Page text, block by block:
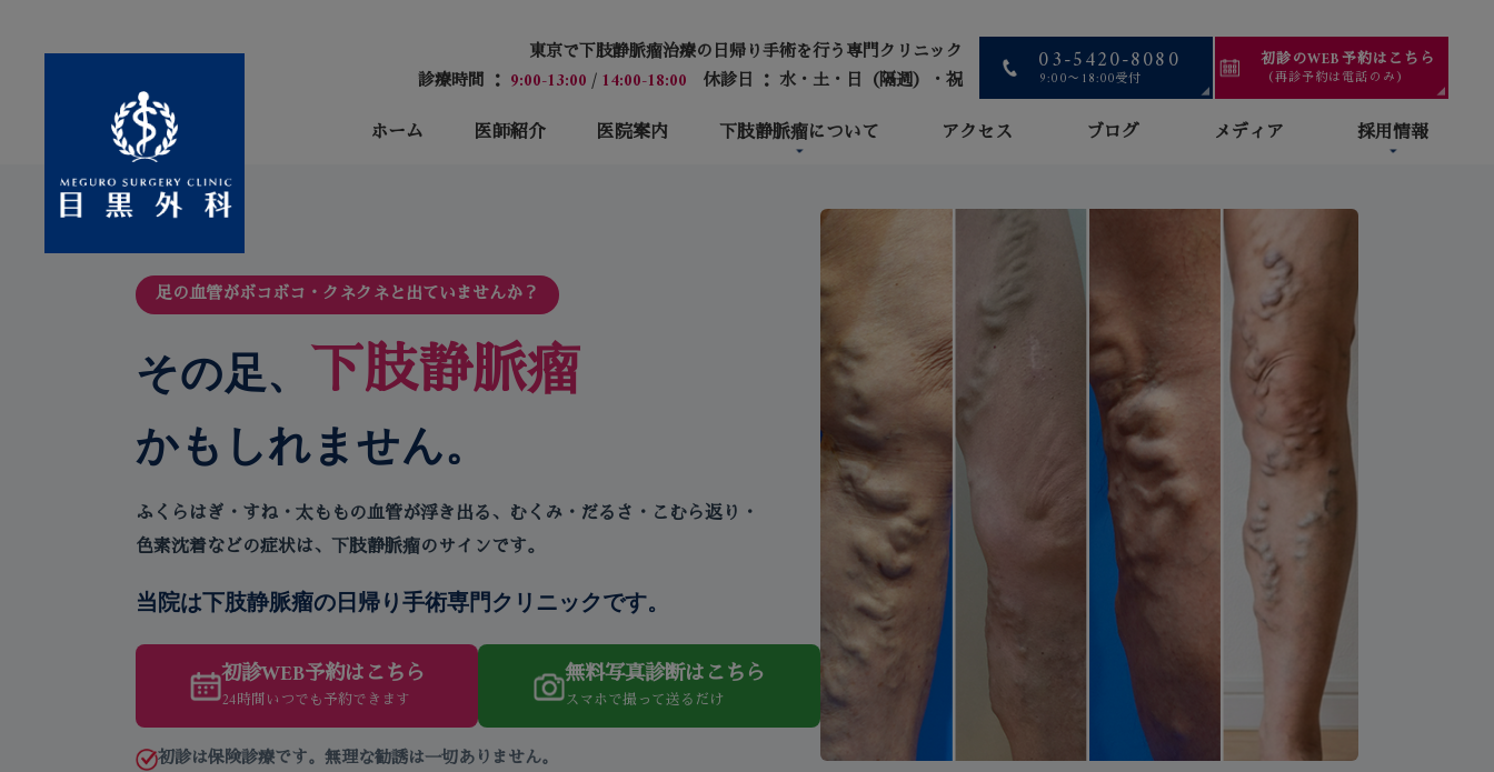
東京で下肢静脈瘤治療の日帰り手術を行う専門クリニック
診療時間 ： 9:00-13:00/14:00-18:00 休診日 ： 水・土・日（隔週）・祝
03-5420-8080
9:00〜18:00受付
初診のWEB予約はこちら
（再診予約は電話のみ）
ホーム 医師紹介 医院案内 下肢静脈瘤について アクセス ブログ メディア 採用情報
足の血管がボコボコ・クネクネと出ていませんか？
その足、 下肢静脈瘤
かもしれません。
ふくらはぎ・すね・太ももの血管が浮き出る、むくみ・だるさ・こむら返り・
色素沈着などの症状は、下肢静脈瘤のサインです。
当院は下肢静脈瘤の日帰り手術専門クリニックです。
初診WEB予約はこちら
24時間いつでも予約できます
無料写真診断はこちら
スマホで撮って送るだけ
初診は保険診療です。無理な勧誘は一切ありません。